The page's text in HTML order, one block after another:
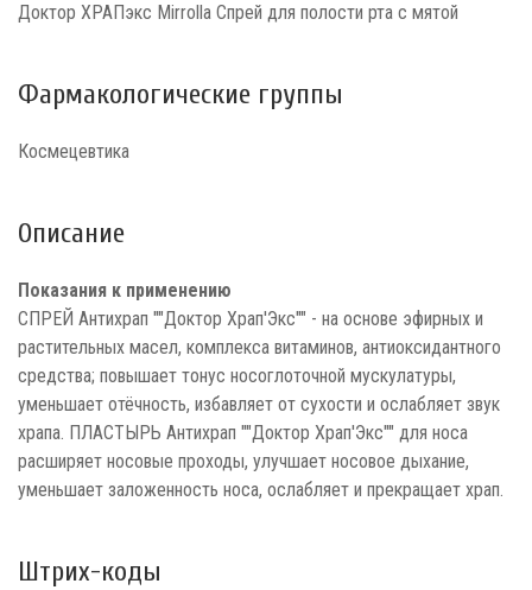
Доктор ХРАПэкс Mirrolla Спрей для полости рта с мятой
Фармакологические группы
Космецевтика
Описание
Показания к применению
СПРЕЙ Антихрап ""Доктор Храп'Экс"" - на основе эфирных и
растительных масел, комплекса витаминов, антиоксидантного
средства; повышает тонус носоглоточной мускулатуры,
уменьшает отёчность, избавляет от сухости и ослабляет звук
храпа. ПЛАСТЫРЬ Антихрап ""Доктор Храп'Экс"" для носа
расширяет носовые проходы, улучшает носовое дыхание,
уменьшает заложенность носа, ослабляет и прекращает храп.
Штрих-коды